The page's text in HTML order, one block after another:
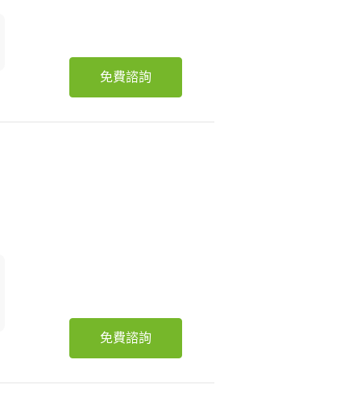
免費諮詢
免費諮詢